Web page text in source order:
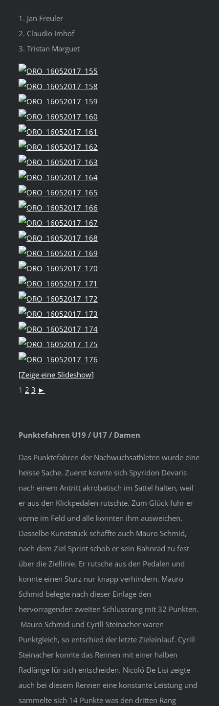
1. Jan Freuler
2. Claudio Imhof
3. Tristan Marguet
[Zeige eine Slideshow]
1 2 3 ►
Punktefahren U19 / U17 / Damen
Das Punktefahren der Nachwuchsathleten wurde eine
heisse Sache. Zuerst konnte sich Spyridon Devaris
nach einem Antritt akrobatisch im Sattel halten, weil
er aus den Klickpedalen rutschte. Zum Glück fuhr er
vorne im Feld und alle konnten ihm ausweichen.
Dasselbe Kunststück schaffte auch Mauro Schmid,
nach dem Ziel Sprint schob er sein Bahnrad zu fest
über die Ziellinie. Er rutsche aus den Pedalen und
konnte einen Sturz nur knapp verhindern. Mauro
Schmid belegte nach dieser Einlage den
hervorragenden zweiten Schlussrang mit 32 Punkten.
Mauro Schmid und Cyrill Steinacher waren
Punktgleich, so entschied der letzte Zieleinlauf. Cyrill
Steinacher konnte das Rennen mit einer halben
Radlänge für sich entscheiden. Nicoló De Lisi zeigte
auch bei diesem Rennen eine konstante Leistung und
sammelte sich 14 Punkte was den dritten Rang